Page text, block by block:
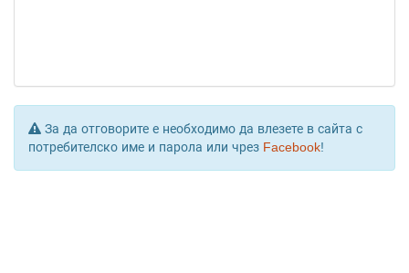
За да отговорите е необходимо да влезете в сайта с
потребителско име и парола или чрез Facebook!